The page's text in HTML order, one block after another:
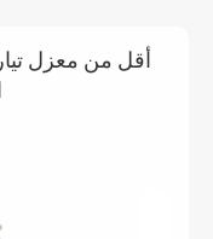
أقل من معزل